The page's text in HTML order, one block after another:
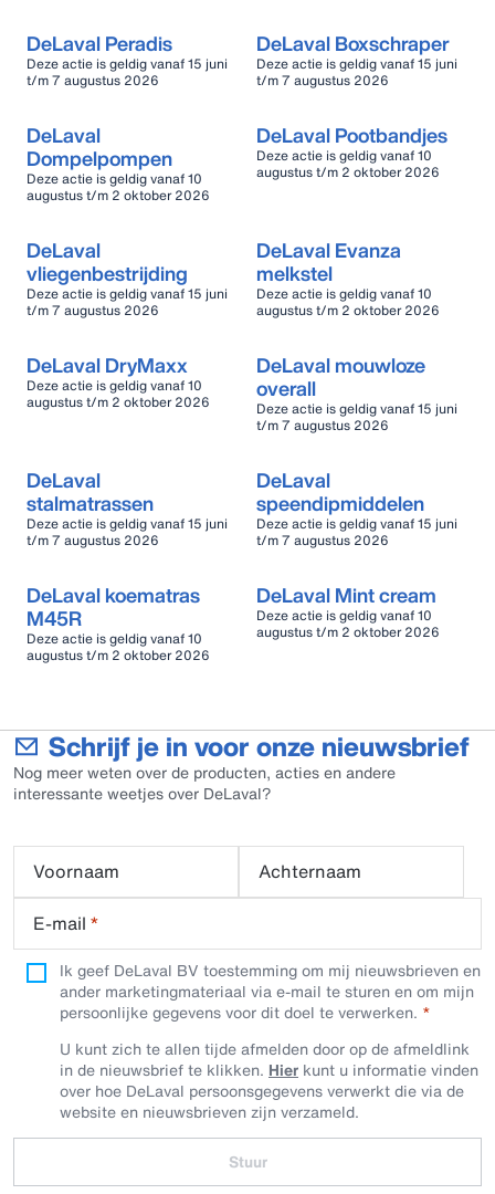
DeLaval Peradis
Deze actie is geldig vanaf 15 juni
t/m 7 augustus 2026
DeLaval Boxschraper
Deze actie is geldig vanaf 15 juni
t/m 7 augustus 2026
DeLaval
Dompelpompen
Deze actie is geldig vanaf 10
augustus t/m 2 oktober 2026
DeLaval Pootbandjes
Deze actie is geldig vanaf 10
augustus t/m 2 oktober 2026
DeLaval
vliegenbestrijding
Deze actie is geldig vanaf 15 juni
t/m 7 augustus 2026
DeLaval Evanza
melkstel
Deze actie is geldig vanaf 10
augustus t/m 2 oktober 2026
DeLaval DryMaxx
Deze actie is geldig vanaf 10
augustus t/m 2 oktober 2026
DeLaval mouwloze
overall
Deze actie is geldig vanaf 15 juni
t/m 7 augustus 2026
DeLaval
stalmatrassen
Deze actie is geldig vanaf 15 juni
t/m 7 augustus 2026
DeLaval
speendipmiddelen
Deze actie is geldig vanaf 15 juni
t/m 7 augustus 2026
DeLaval koematras
M45R
Deze actie is geldig vanaf 10
augustus t/m 2 oktober 2026
DeLaval Mint cream
Deze actie is geldig vanaf 10
augustus t/m 2 oktober 2026
Schrijf je in voor onze nieuwsbrief
Nog meer weten over de producten, acties en andere
interessante weetjes over DeLaval?
Voornaam
Achternaam
E-mail *
Ik geef DeLaval BV toestemming om mij nieuwsbrieven en
ander marketingmateriaal via e-mail te sturen en om mijn
persoonlijke gegevens voor dit doel te verwerken.
U kunt zich te allen tijde afmelden door op de afmeldlink
in de nieuwsbrief te klikken. Hier kunt u informatie vinden
over hoe DeLaval persoonsgegevens verwerkt die via de
website en nieuwsbrieven zijn verzameld.
Stuur